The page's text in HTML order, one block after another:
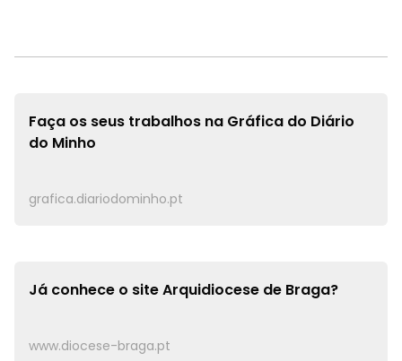
Faça os seus trabalhos na Gráfica do Diário
do Minho
grafica.diariodominho.pt
Já conhece o siteArquidiocese de Braga?
www.diocese-braga.pt